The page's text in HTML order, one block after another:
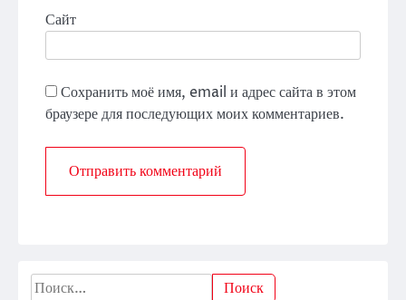
Сайт
Сохранить моё имя, email и адрес сайта в этом
браузере для последующих моих комментариев.
Найти: